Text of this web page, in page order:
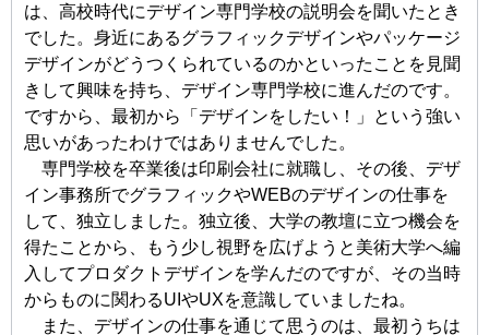
は、高校時代にデザイン専門学校の説明会を聞いたとき
でした。身近にあるグラフィックデザインやパッケージ
デザインがどうつくられているのかといったことを見聞
きして興味を持ち、デザイン専門学校に進んだのです。
ですから、最初から「デザインをしたい！」という強い
思いがあったわけではありませんでした。
専門学校を卒業後は印刷会社に就職し、その後、デザ
イン事務所でグラフィックやWEBのデザインの仕事を
して、独立しました。独立後、大学の教壇に立つ機会を
得たことから、もう少し視野を広げようと美術大学へ編
入してプロダクトデザインを学んだのですが、その当時
からものに関わるUIやUXを意識していましたね。
また、デザインの仕事を通じて思うのは、最初うちは